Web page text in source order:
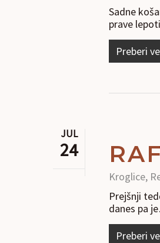
Sadne
prave
Preberi
JUL
24
Kroglice,
Prejšnji
danes pa
Preberi